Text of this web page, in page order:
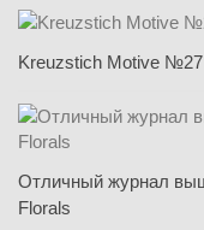
Kreuzstich Motive
Отличный журнал
Florals